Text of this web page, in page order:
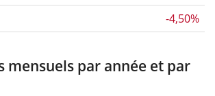
-4,50%
mensuels par année et par